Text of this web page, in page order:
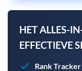
HET ALLES-
EFFECTIEVE
Rank Tracker